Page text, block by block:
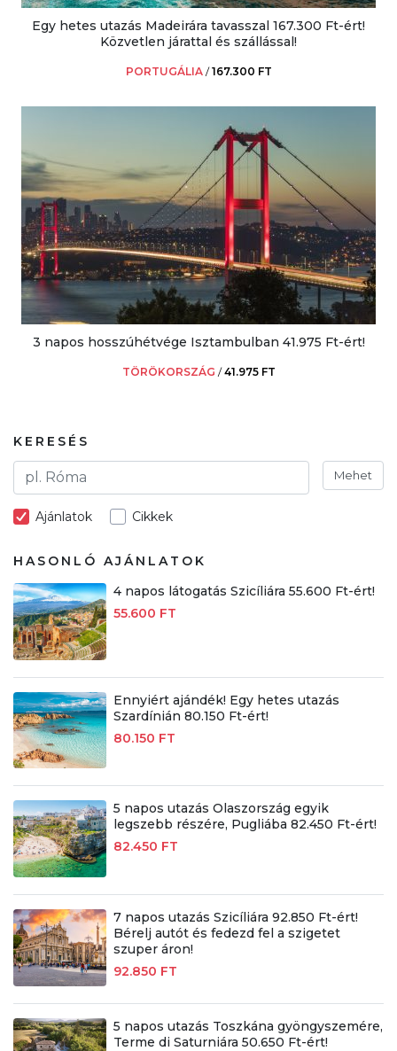
Egy hetes utazás Madeirára tavasszal 167.300 Ft-ért!
Közvetlen járattal és szállással!
PORTUGÁLIA /167.300 FT
3 napos hosszúhétvége Isztambulban 41.975 Ft-ért!
TÖRÖKORSZÁG /41.975 FT
KERESÉS
Mehet
Ajánlatok Cikkek
HASONLÓ AJÁNLATOK
4 napos látogatás Szicíliára 55.600 Ft-ért!
55.600 FT
Ennyiért ajándék! Egy hetes utazás
Szardínián 80.150 Ft-ért!
80.150 FT
5 napos utazás Olaszország egyik
legszebb részére, Pugliába 82.450 Ft-ért!
82.450 FT
7 napos utazás Szicíliára 92.850 Ft-ért!
Bérelj autót és fedezd fel a szigetet
szuper áron!
92.850 FT
5 napos utazás Toszkána gyöngyszemére,
Terme di Saturniára 50.650 Ft-ért!